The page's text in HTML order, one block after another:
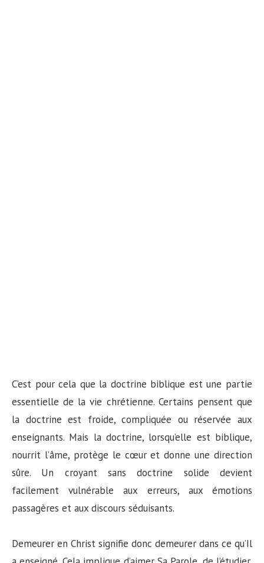
C’est pour cela que la doctrine biblique est une partie
essentielle de la vie chrétienne. Certains pensent que
la doctrine est froide, compliquée ou réservée aux
enseignants. Mais la doctrine, lorsqu’elle est biblique,
nourrit l’âme, protège le cœur et donne une direction
sûre. Un croyant sans doctrine solide devient
facilement vulnérable aux erreurs, aux émotions
passagères et aux discours séduisants.
Demeurer en Christ signifie donc demeurer dans ce qu’Il